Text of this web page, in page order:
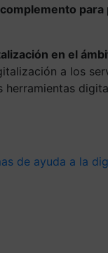
complemento
en el
a los
de ayuda a la